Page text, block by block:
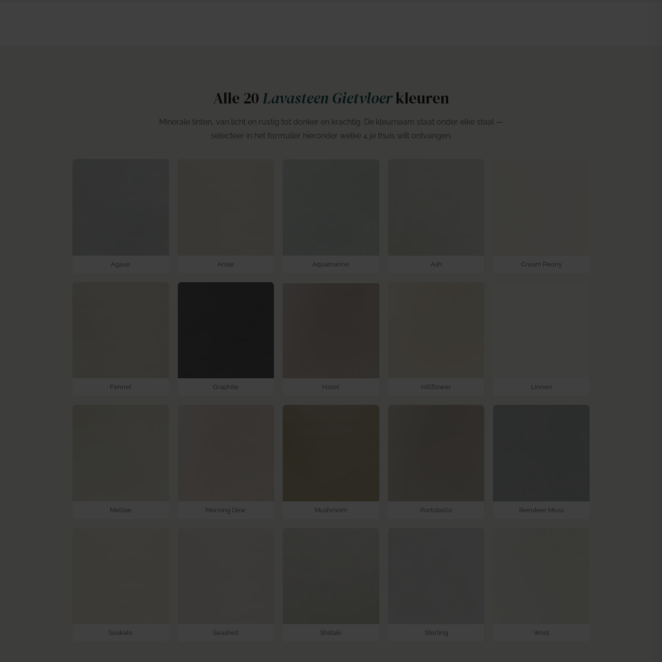
Alle 20Lavasteen Gietvloerkleuren
Minerale tinten, van licht en rustig tot donker en krachtig. De kleurnaam staat onder elke staal —
selecteer in het formulier hieronder welke 4 je thuis wilt ontvangen.
Agave Anise Aquamarine Ash Cream Peony
Fennel Graphite Hazel Hillflower Linnen
Mellise Morning Dew Mushroom Portobello Reindeer Moss
Seakale Seashell Shiitaki Sterling Wool